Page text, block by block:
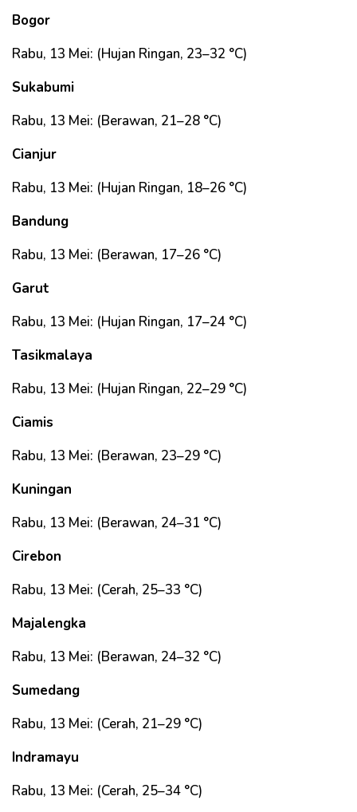
Bogor
Rabu, 13 Mei: (Hujan Ringan, 23–32 °C)
Sukabumi
Rabu, 13 Mei: (Berawan, 21–28 °C)
Cianjur
Rabu, 13 Mei: (Hujan Ringan, 18–26 °C)
Bandung
Rabu, 13 Mei: (Berawan, 17–26 °C)
Garut
Rabu, 13 Mei: (Hujan Ringan, 17–24 °C)
Tasikmalaya
Rabu, 13 Mei: (Hujan Ringan, 22–29 °C)
Ciamis
Rabu, 13 Mei: (Berawan, 23–29 °C)
Kuningan
Rabu, 13 Mei: (Berawan, 24–31 °C)
Cirebon
Rabu, 13 Mei: (Cerah, 25–33 °C)
Majalengka
Rabu, 13 Mei: (Berawan, 24–32 °C)
Sumedang
Rabu, 13 Mei: (Cerah, 21–29 °C)
Indramayu
Rabu, 13 Mei: (Cerah, 25–34 °C)